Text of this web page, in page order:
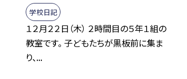
学校日記
１２月２２日（木） ２時間目の５年１組の
教室です。 子どもたちが黒板前に集ま
り、...